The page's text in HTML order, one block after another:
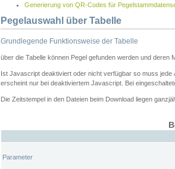
Generierung von QR-Codes für
Pegelauswahl über Tabelle
Grundlegende Funktionsweise der Tabelle
über die Tabelle können Pegel gefunden werden und deren
Ist Javascript deaktiviert oder nicht verfügbar so muss
erscheint nur bei deaktiviertem Javascript. Bei
Die Zeitstempel in den Dateien beim Download liegen
Parameter